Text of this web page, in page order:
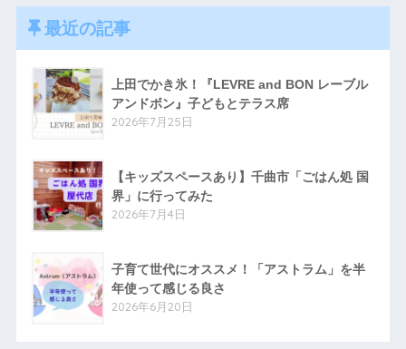
最近の記事
上田でかき氷！『LEVRE and BON レーブル
アンドボン』子どもとテラス席
2026年7月25日
【キッズスペースあり】千曲市「ごはん処 国
界」に行ってみた
2026年7月4日
子育て世代にオススメ！「アストラム」を半
年使って感じる良さ
2026年6月20日